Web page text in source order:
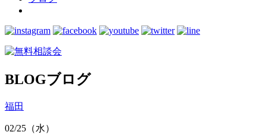
BLOGブログ
福田
02/25（水）